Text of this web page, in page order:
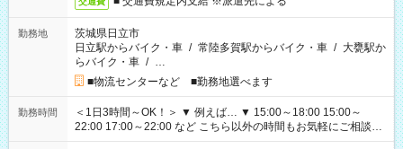
勤務地
茨城県日立市
日立駅からバイク・車 / 常陸多賀駅からバイク・車 / 大甕駅か
らバイク・車 / …
■物流センターなど ■勤務地選べます
勤務時間
＜1日3時間～OK！＞ ▼ 例えば… ▼ 15:00～18:00 15:00～
22:00 17:00～22:00 など こちら以外の時間もお気軽にご相談く
ださい！